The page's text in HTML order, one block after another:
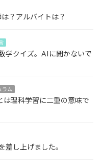
？アルバイトは？
学クイズ。AIに聞かないで
ラム
は理科学習に二重の意味で
し上げました。